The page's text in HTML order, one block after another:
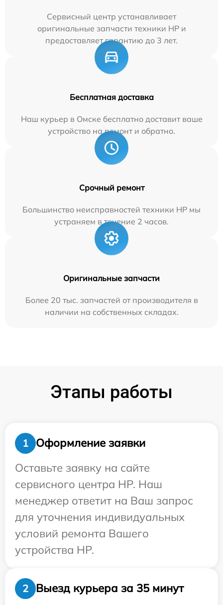
Сервисный центр устанавливает
оригинальные запчасти техники HP и
предоставляет гарантию до 3 лет.
Бесплатная доставка
Наш курьер в Омске бесплатно доставит ваше
устройство на ремонт и обратно.
Срочный ремонт
Большинство неисправностей техники HP мы
устраняем в течение 2 часов.
Оригинальные запчасти
Более 20 тыс. запчастей от производителя в
наличии на собственных складах.
Этапы работы
1
Оформление заявки
Оставьте заявку на сайте
сервисного центра HP. Наш
менеджер ответит на Ваш запрос
для уточнения индивидуальных
условий ремонта Вашего
устройства HP.
2
Выезд курьера за 35 минут